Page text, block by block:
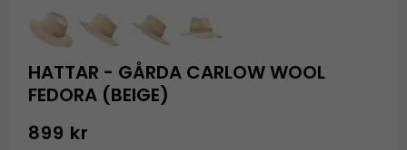
HATTAR - GÅRDA CARLOW WOOL
FEDORA (BEIGE)
899 kr